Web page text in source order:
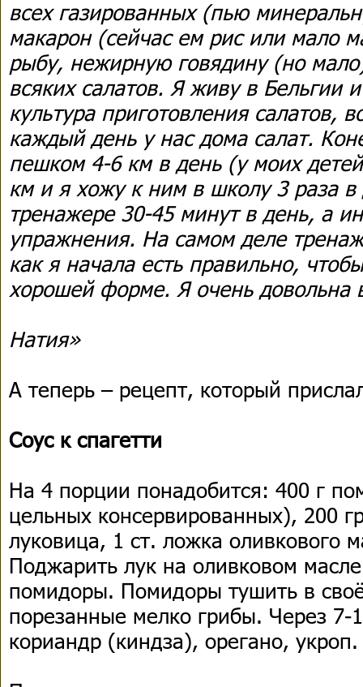
всех газированных (пью
макарон (сейчас ем рис или мало
рыбу, нежирную говядину (но
всяких салатов. Я живу в Бельгии
культура приготовления салатов,
каждый день у нас дома салат.
пешком 4-6 км в день (у моих
км и я хожу к ним в школу 3 раза
тренажере 30-45 минут в день, а
упражнения. На самом деле
как я начала есть правильно,
хорошей форме. Я очень довольна
Натия»
А теперь – рецепт, который
Соус к спагетти
На 4 порции понадобится: 400 г
цельных консервированных), 200
луковица, 1 ст. ложка оливкового
Поджарить лук на оливковом
помидоры. Помидоры тушить в
порезанные мелко грибы. Через 7-
кориандр (киндза), орегано,